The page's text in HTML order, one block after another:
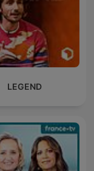
LEGEND